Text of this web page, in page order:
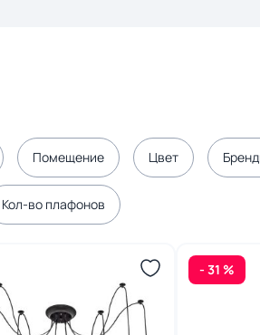
Помещение Цвет
Кол-во плафонов
- 31 %